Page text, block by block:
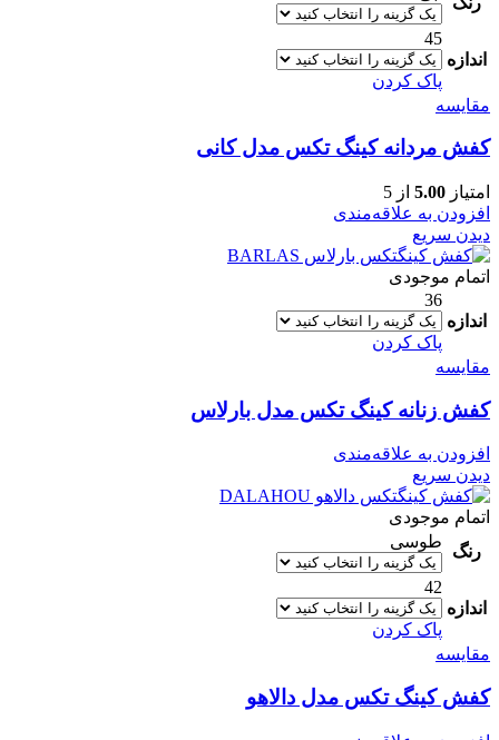
اندازه
45
پاک کردن
مقایسه
کفش مردانه کینگ تکس مدل کانی
امتیاز 5.00 از 5
افزودن به علاقه‌مندی
دیدن سریع
اتمام موجودی
اندازه
36
پاک کردن
مقایسه
کفش زنانه کینگ تکس مدل بارلاس
افزودن به علاقه‌مندی
دیدن سریع
اتمام موجودی
رنگ
طوسی
اندازه
42
پاک کردن
مقایسه
کفش کینگ تکس مدل دالاهو